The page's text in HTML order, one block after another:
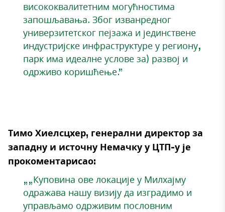
висококвалитетним могућностима
запошљавања. Због изванредног
универзитетског пејзажа и јединствене
индустријске инфраструктуре у региону,
парк има идеалне услове за) развој и
одрживо коришћење.”
Тимо Хиелсцхер, генерални директор за
западну и источну Немачку у ЦТП-у је
прокоментарисао:
„„Куповина ове локације у Милхајму
одражава нашу визију да изградимо и
управљамо одрживим пословним